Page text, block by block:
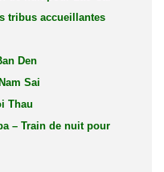
tribus accueillantes
Den
Sai
Thau
– Train de nuit pour